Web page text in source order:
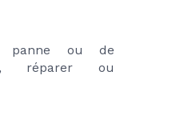
panne ou de
réparer ou